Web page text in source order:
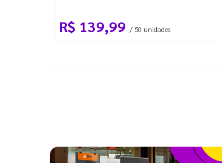
R$ 139,99 / 50 unidades